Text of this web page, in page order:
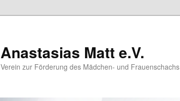
Anastasias Matt e.V.
Verein zur Förderung des Mädchen- und Frauenschachs